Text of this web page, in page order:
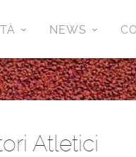
NEWS
Atletici